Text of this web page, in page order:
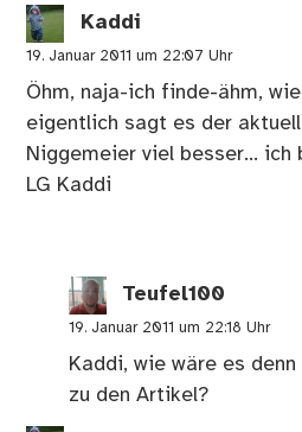
Kaddi
19. Januar 2011 um 22:07 Uhr
Öhm, naja-ich finde-ähm,
eigentlich sagt es der
Niggemeier viel besser… ich
LG Kaddi
Teufel100
19. Januar 2011 um 22:18 Uhr
Kaddi, wie wäre es
zu den Artikel?